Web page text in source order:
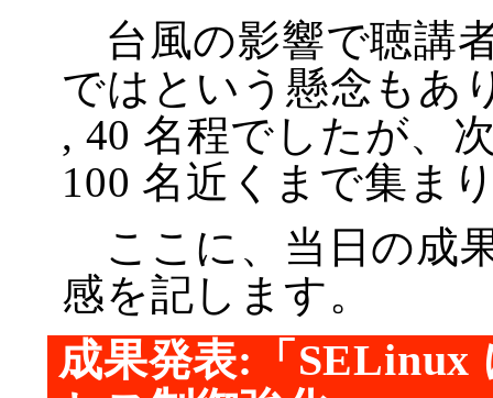
台風の影響で聴講
ではという懸念もあ
, 40 名程でしたが、
100 名近くまで集ま
ここに、当日の成
感を記します。
成果発表:「SELinux